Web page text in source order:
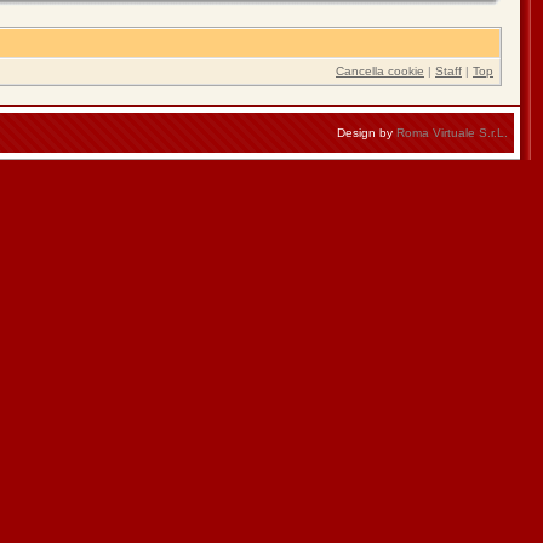
Cancella cookie | Staff | Top
Design by Roma Virtuale S.r.L.